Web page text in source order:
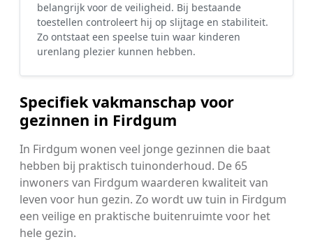
belangrijk voor de veiligheid. Bij bestaande
toestellen controleert hij op slijtage en stabiliteit.
Zo ontstaat een speelse tuin waar kinderen
urenlang plezier kunnen hebben.
Specifiek vakmanschap voor
gezinnen in Firdgum
In Firdgum wonen veel jonge gezinnen die baat
hebben bij praktisch tuinonderhoud. De 65
inwoners van Firdgum waarderen kwaliteit van
leven voor hun gezin. Zo wordt uw tuin in Firdgum
een veilige en praktische buitenruimte voor het
hele gezin.